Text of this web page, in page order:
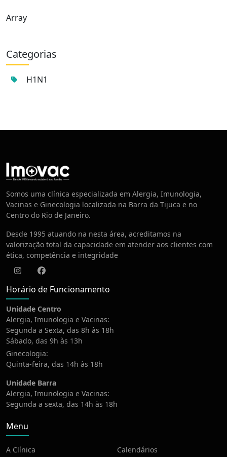
Array
Categorias
H1N1
Centro de Vacinação
Somos uma clínica especializada em Alergia, Imunologia,
Vacinas e Ginecologia localizada na Barra da Tijuca e no
Centro do Rio de Janeiro.
Desde 1995 atuando na nesta área, acreditamos na
valorização total da capacidade em atender aos clientes com
ética, competência e integridade
InstagramFacebook
Horário de Funcionamento
Unidade Centro
Alergia, Imunologia e Vacinas:
Segunda a Sexta, das 8h às 18h
Sábado, das 9h às 13h
Ginecologia:
Quinta-feira, das 14h às 18h
Unidade Barra
Alergia, Imunologia e Vacinas:
Segunda a sexta, das 14h às 18h
Menu
A Clínica Calendários